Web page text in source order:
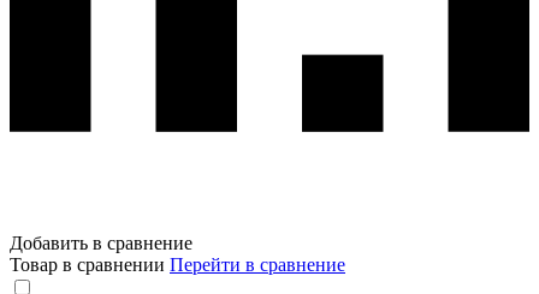
Добавить в сравнение
Товар в сравнении Перейти в сравнение